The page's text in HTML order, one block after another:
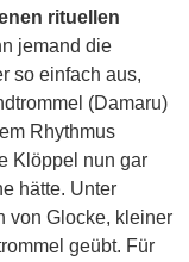
rituellen
jemand die
so einfach aus,
(Damaru)
Rhythmus
Klöppel nun gar
hätte. Unter
von Glocke, kleiner
geübt. Für